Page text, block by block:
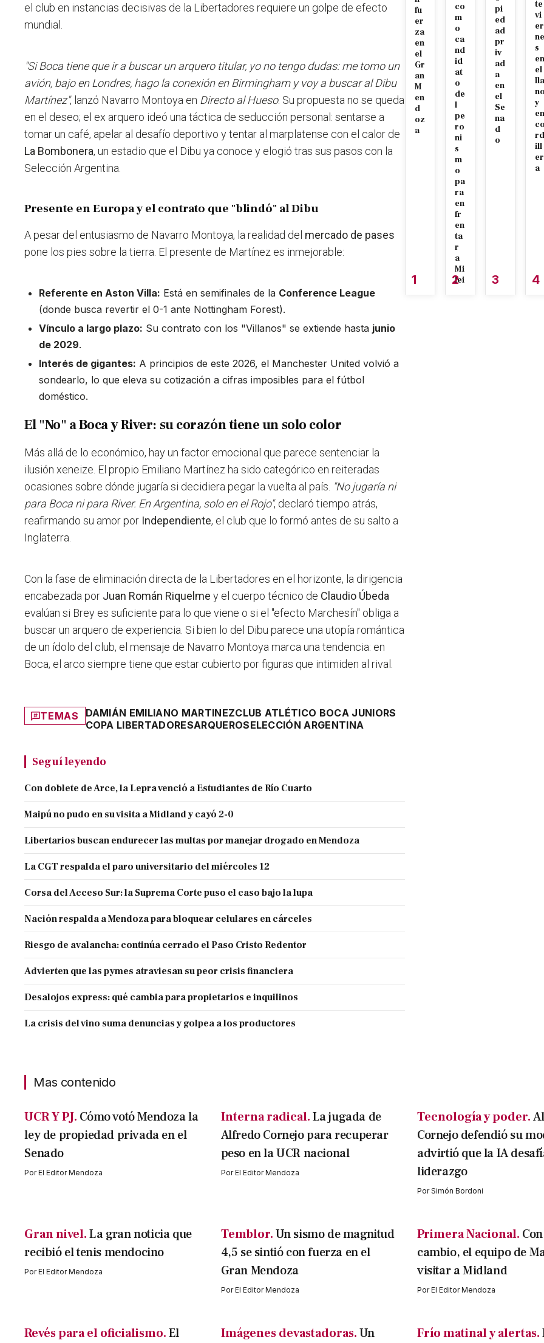
el club en instancias decisivas de la Libertadores requiere un golpe de efecto
mundial.
"Si Boca tiene que ir a buscar un arquero titular, yo no tengo dudas: me tomo un
avión, bajo en Londres, hago la conexión en Birmingham y voy a buscar al Dibu
Martínez", lanzó Navarro Montoya en Directo al Hueso. Su propuesta no se queda
en el deseo; el ex arquero ideó una táctica de seducción personal: sentarse a
tomar un café, apelar al desafío deportivo y tentar al marplatense con el calor de
La Bombonera, un estadio que el Dibu ya conoce y elogió tras sus pasos con la
Selección Argentina.
Presente en Europa y el contrato que "blindó" al Dibu
A pesar del entusiasmo de Navarro Montoya, la realidad del mercado de pases
pone los pies sobre la tierra. El presente de Martínez es inmejorable:
Referente en Aston Villa: Está en semifinales de la Conference League
(donde busca revertir el 0-1 ante Nottingham Forest).
Vínculo a largo plazo: Su contrato con los "Villanos" se extiende hasta junio
de 2029.
Interés de gigantes: A principios de este 2026, el Manchester United volvió a
sondearlo, lo que eleva su cotización a cifras imposibles para el fútbol
doméstico.
El "No" a Boca y River: su corazón tiene un solo color
Más allá de lo económico, hay un factor emocional que parece sentenciar la
ilusión xeneize. El propio Emiliano Martínez ha sido categórico en reiteradas
ocasiones sobre dónde jugaría si decidiera pegar la vuelta al país. "No jugaría ni
para Boca ni para River. En Argentina, solo en el Rojo", declaró tiempo atrás,
reafirmando su amor por Independiente, el club que lo formó antes de su salto a
Inglaterra.
Con la fase de eliminación directa de la Libertadores en el horizonte, la dirigencia
encabezada por Juan Román Riquelme y el cuerpo técnico de Claudio Úbeda
evalúan si Brey es suficiente para lo que viene o si el "efecto Marchesín" obliga a
buscar un arquero de experiencia. Si bien lo del Dibu parece una utopía romántica
de un ídolo del club, el mensaje de Navarro Montoya marca una tendencia: en
Boca, el arco siempre tiene que estar cubierto por figuras que intimiden al rival.
TEMAS DAMIÁN EMILIANO MARTINEZCLUB ATLÉTICO BOCA JUNIORS
COPA LIBERTADORESARQUEROSELECCIÓN ARGENTINA
Seguí leyendo
Con doblete de Arce, la Lepra venció a Estudiantes de Río Cuarto
Maipú no pudo en su visita a Midland y cayó 2-0
Libertarios buscan endurecer las multas por manejar drogado en Mendoza
La CGT respalda el paro universitario del miércoles 12
Corsa del Acceso Sur: la Suprema Corte puso el caso bajo la lupa
Nación respalda a Mendoza para bloquear celulares en cárceles
Riesgo de avalancha: continúa cerrado el Paso Cristo Redentor
Advierten que las pymes atraviesan su peor crisis financiera
Desalojos express: qué cambia para propietarios e inquilinos
La crisis del vino suma denuncias y golpea a los productores
fu
er
za
en
el
Gr
an
M
en
d
oz
a
1
co
m
o
ca
nd
id
at
o
de
l
pe
ro
ni
s
m
o
pa
ra
en
fr
en
ta
r
a
Mi
lei
2
pi
ed
ad
pr
iv
ad
a
en
el
Se
na
d
o
3
te
vi
er
ne
s
en
el
lla
y
en
rd
ill
er
a
4
Mas contenido
UCR Y PJ. Cómo votó Mendoza la
ley de propiedad privada en el
Senado
PorEl Editor Mendoza
Interna radical.La jugada de
Alfredo Cornejo para recuperar
peso en la UCR nacional
PorEl Editor Mendoza
Tecnología y poder.
Cornejo defendió su
advirtió que la IA
liderazgo
PorSimón Bordoni
Gran nivel. La gran noticia que
recibió el tenis mendocino
PorEl Editor Mendoza
Temblor.Un sismo de magnitud
4,5 se sintió con fuerza en el
Gran Mendoza
PorEl Editor Mendoza
Primera Nacional.
cambio, el equipo de
visitar a Midland
PorEl Editor Mendoza
Revés para el oficialismo. El Imágenes devastadoras.Un Frío matinal y alertas.